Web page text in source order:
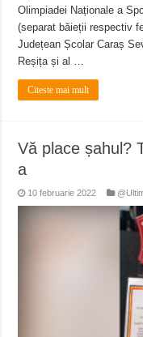
Olimpiadei Naționale a
(separat băieții respectiv
Județean Școlar Caraș
Reșița și al …
Citeste mai mult
Vă place șahul?
a
10 februarie 2022